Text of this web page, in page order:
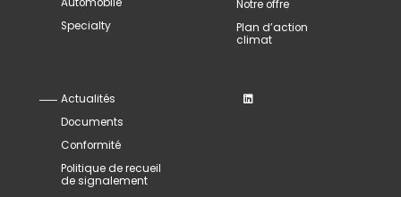
Specialty
Notre offre
Plan d’action
climat
Actualités
Documents
Conformité
Politique de recueil
de signalement